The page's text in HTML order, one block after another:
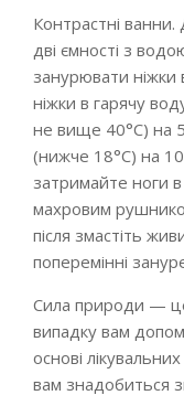
Контрастні
дві ємності з
занурювати ніжки
ніжки в гарячу
не вище 40°C) на
(нижче 18°С) на
затримайте ноги в
махровим
після змастіть
поперемінні
Сила природи —
випадку вам
основі
вам знадобиться